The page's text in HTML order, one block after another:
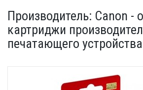
Производитель: Canon -
картриджи
печатающего